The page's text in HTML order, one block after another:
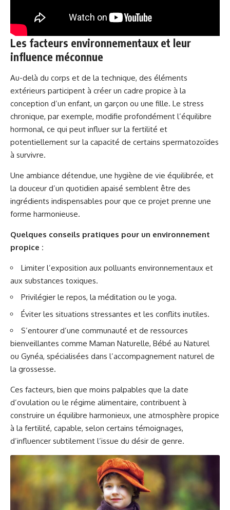
Les facteurs environnementaux et leur
influence méconnue
Au-delà du corps et de la technique, des éléments
extérieurs participent à créer un cadre propice à la
conception d’un enfant, un garçon ou une fille. Le stress
chronique, par exemple, modifie profondément l’équilibre
hormonal, ce qui peut influer sur la fertilité et
potentiellement sur la capacité de certains spermatozoïdes
à survivre.
Une ambiance détendue, une hygiène de vie équilibrée, et
la douceur d’un quotidien apaisé semblent être des
ingrédients indispensables pour que ce projet prenne une
forme harmonieuse.
Quelques conseils pratiques pour un environnement
propice :
Limiter l’exposition aux polluants environnementaux et
aux substances toxiques.
Privilégier le repos, la méditation ou le yoga.
Éviter les situations stressantes et les conflits inutiles.
S’entourer d’une communauté et de ressources
bienveillantes comme Maman Naturelle, Bébé au Naturel
ou Gynéa, spécialisées dans l’accompagnement naturel de
la grossesse.
Ces facteurs, bien que moins palpables que la date
d’ovulation ou le régime alimentaire, contribuent à
construire un équilibre harmonieux, une atmosphère propice
à la fertilité, capable, selon certains témoignages,
d’influencer subtilement l’issue du désir de genre.